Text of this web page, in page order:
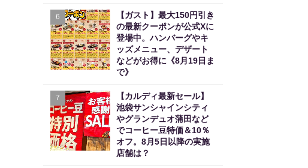
6
【ガスト】最大150円引き
の最新クーポンが公式Xに
登場中。ハンバーグやキ
ッズメニュー、デザート
などがお得に《8月19日ま
で》
7
【カルディ最新セール】
池袋サンシャインシティ
やグランデュオ蒲田など
でコーヒー豆特価＆10％
オフ。8月5日以降の実施
店舗は？